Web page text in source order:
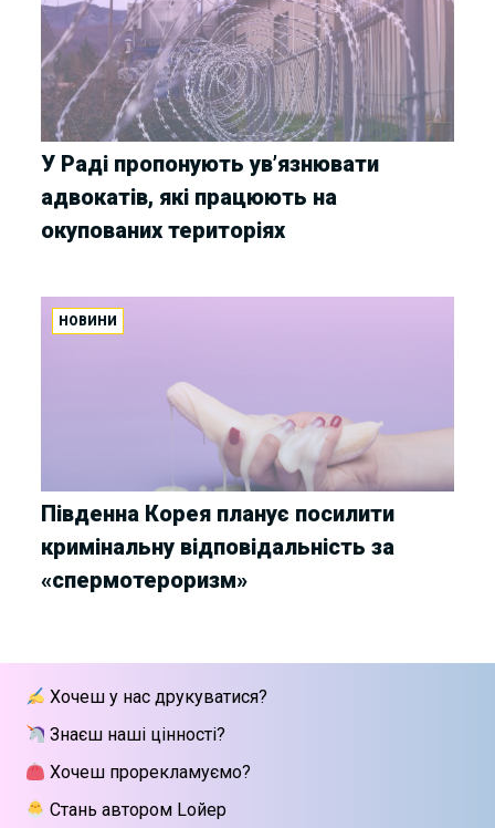
У Раді пропонують ув’язнювати
адвокатів, які працюють на
окупованих територіях
НОВИНИ
Південна Корея планує посилити
кримінальну відповідальність за
«спермотероризм»
Хочеш у нас друкуватися?
Знаєш наші цінності?
Хочеш прорекламуємо?
Стань автором Lойер